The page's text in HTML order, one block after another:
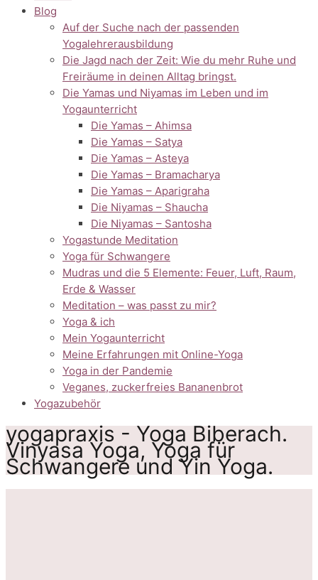
Blog
Auf der Suche nach der passenden
Yogalehrerausbildung
Die Jagd nach der Zeit: Wie du mehr Ruhe und
Freiräume in deinen Alltag bringst.
Die Yamas und Niyamas im Leben und im
Yogaunterricht
Die Yamas – Ahimsa
Die Yamas – Satya
Die Yamas – Asteya
Die Yamas – Bramacharya
Die Yamas – Aparigraha
Die Niyamas – Shaucha
Die Niyamas – Santosha
Yogastunde Meditation
Yoga für Schwangere
Mudras und die 5 Elemente: Feuer, Luft, Raum,
Erde & Wasser
Meditation – was passt zu mir?
Yoga & ich
Mein Yogaunterricht
Meine Erfahrungen mit Online-Yoga
Yoga in der Pandemie
Veganes, zuckerfreies Bananenbrot
Yogazubehör
yogapraxis - Yoga Biberach.
Vinyasa Yoga, Yoga für
Schwangere und Yin Yoga.